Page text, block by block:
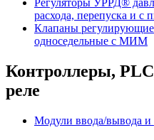
Регуляторы УРРД®
расхода, перепуска и с
Клапаны
односедельные с МИМ
Контроллеры,
реле
Модули ввода/вывода и